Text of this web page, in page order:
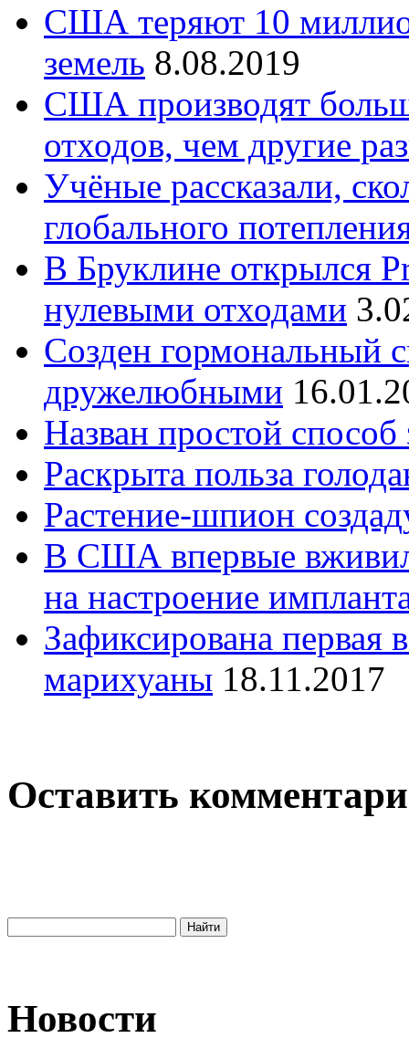
США теряют 10
земель 8.08.2019
США производят
отходов, чем другие
Учёные рассказали,
глобального
В Бруклине открылся
нулевыми отходами
Созден гормональный
дружелюбными
Назван простой
Раскрыта польза
Растение-шпион
В США впервые
на настроение
Зафиксирована первая
марихуаны 18.11.2017
Оставить
Новости